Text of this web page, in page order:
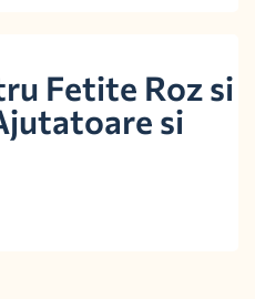
Fetite Roz si
si